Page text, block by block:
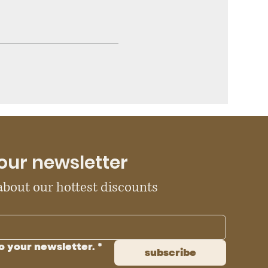
newsletter
our hottest discounts
your newsletter. * subscribe